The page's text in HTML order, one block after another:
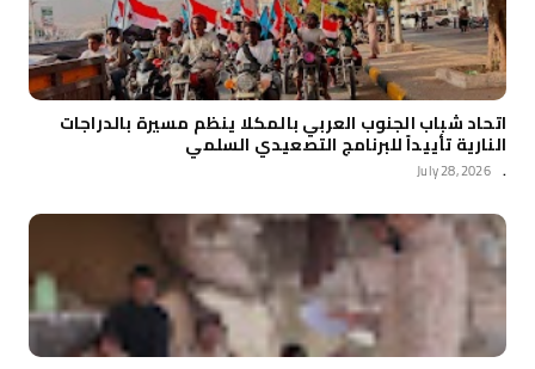
اتحاد شباب الجنوب العربي بالمكلا ينظم مسيرة بالدراجات
النارية تأييداً للبرنامج التصعيدي السلمي
.
July 28, 2026